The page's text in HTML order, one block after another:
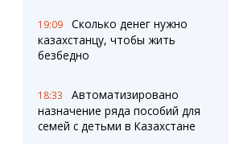
Медиа
Фото
Видео
Timelapse
19:09
Сколько денег нужно
казахстанцу, чтобы жить
безбедно
18:33
Автоматизировано
назначение ряда пособий для
семей с детьми в Казахстане